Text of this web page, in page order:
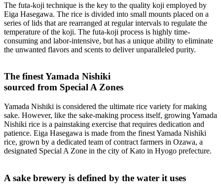
The futa-koji technique is the key to the quality koji employed by
Eiga Hasegawa. The rice is divided into small mounts placed on a
series of lids that are rearranged at regular intervals to regulate the
temperature of the koji. The futa-koji process is highly time-
consuming and labor-intensive, but has a unique ability to eliminate
the unwanted flavors and scents to deliver unparalleled purity.
The finest Yamada Nishiki
sourced from Special A Zones
Yamada Nishiki is considered the ultimate rice variety for making
sake. However, like the sake-making process itself, growing Yamada
Nishiki rice is a painstaking exercise that requires dedication and
patience. Eiga Hasegawa is made from the finest Yamada Nishiki
rice, grown by a dedicated team of contract farmers in Ozawa, a
designated Special A Zone in the city of Kato in Hyogo prefecture.
A sake brewery is defined by the water it uses